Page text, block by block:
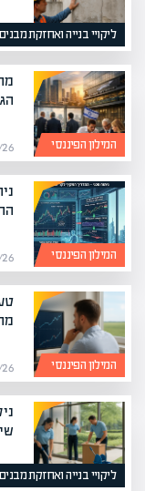
ליקויי בנייה ואחזקת מבנים
01/03/26
המילון הפיננסי 25/01/26
המילון הפיננסי 01/03/26
המילון הפיננסי 06/05/26
ליקויי בנייה ואחזקת מבנים
08/02/26